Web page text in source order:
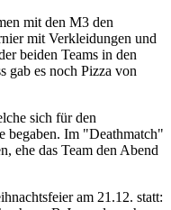
mit den M3 den
mit Verkleidungen und
beiden Teams in den
gab es noch Pizza von
sich für den
begaben. Im "Deathmatch"
ehe das Team den Abend
am 21.12. statt: